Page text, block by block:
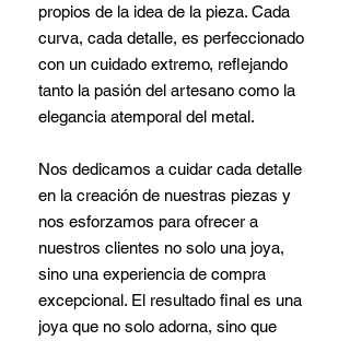
propios de la idea de la pieza. Cada
curva, cada detalle, es perfeccionado
con un cuidado extremo, reflejando
tanto la pasión del artesano como la
elegancia atemporal del metal.
Nos dedicamos a cuidar cada detalle
en la creación de nuestras piezas y
nos esforzamos para ofrecer a
nuestros clientes no solo una joya,
sino una experiencia de compra
excepcional. El resultado final es una
joya que no solo adorna, sino que